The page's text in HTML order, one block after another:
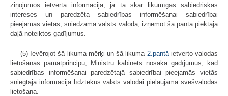
ziņojumos ietvertā informācija, ja tā skar likumīgas sabiedriskās
intereses un paredzēta sabiedrības informēšanai sabiedrībai
pieejamās vietās, sniedzama valsts valodā, izņemot šā panta piektajā
daļā noteiktos gadījumus.
(5) Ievērojot šā likuma mērķi un šā likuma 2.pantāietverto valodas
lietošanas pamatprincipu, Ministru kabinets nosaka gadījumus, kad
sabiedrības informēšanai paredzētajā sabiedrībai pieejamās vietās
sniegtajā informācijā līdztekus valsts valodai pieļaujama svešvalodas
lietošana.